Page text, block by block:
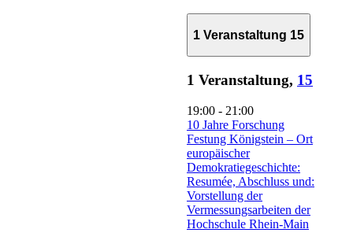
1 Veranstaltung 15
1 Veranstaltung, 15
19:00 - 21:00
10 Jahre Forschung
Festung Königstein – Ort
europäischer
Demokratiegeschichte:
Resumée, Abschluss und:
Vorstellung der
Vermessungsarbeiten der
Hochschule Rhein-Main